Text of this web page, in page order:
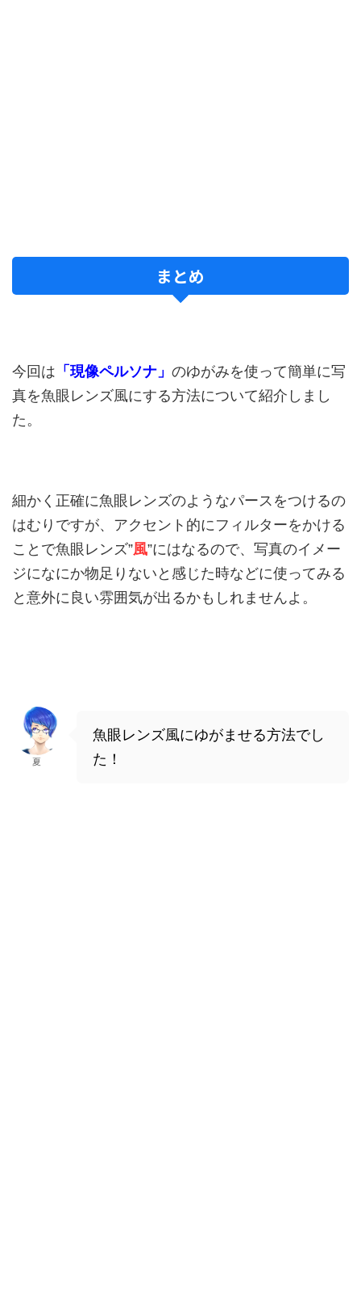
まとめ
今回は 「現像ペルソナ」 のゆがみを使って簡単に写
真を魚眼レンズ風にする方法について紹介しまし
た。
細かく正確に魚眼レンズのようなパースをつけるの
はむりですが、アクセント的にフィルターをかける
ことで魚眼レンズ”風”にはなるので、写真のイメー
ジになにか物足りないと感じた時などに使ってみる
と意外に良い雰囲気が出るかもしれませんよ。
夏
魚眼レンズ風にゆがませる方法でし
た！